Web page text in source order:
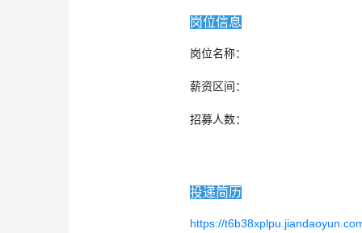
岗位信息
岗位名称：
薪资区间：
招募人数：
投递简历
https://